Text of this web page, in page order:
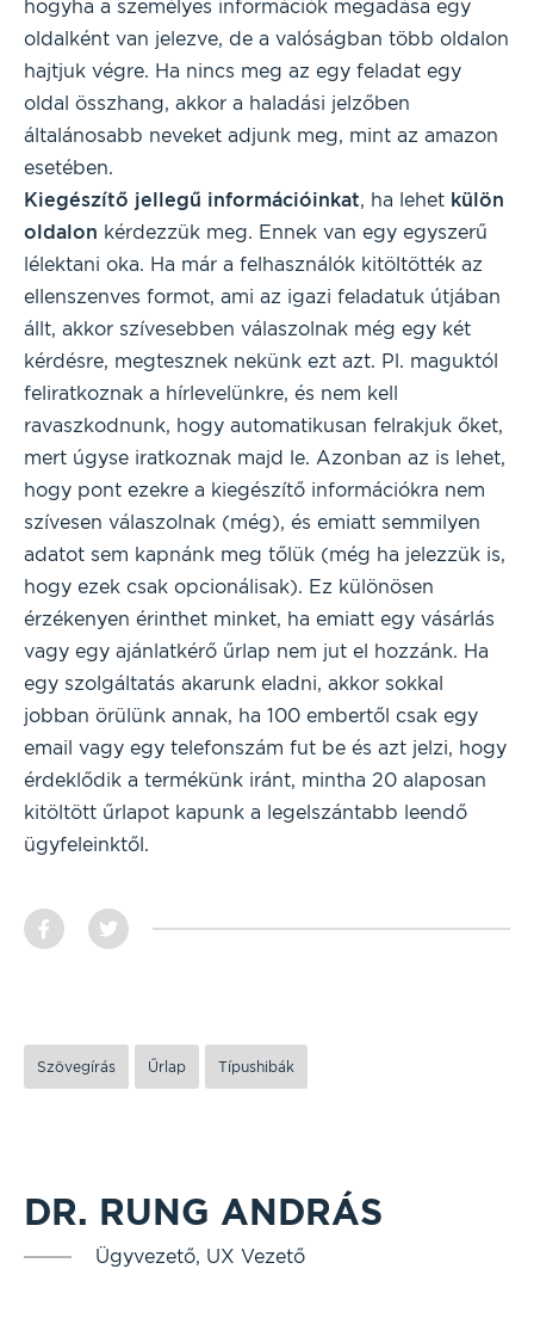
hogyha a személyes információk megadása egy
oldalként van jelezve, de a valóságban több oldalon
hajtjuk végre. Ha nincs meg az egy feladat egy
oldal összhang, akkor a haladási jelzőben
általánosabb neveket adjunk meg, mint az amazon
esetében.
Kiegészítő jellegű információinkat, ha lehet külön
oldalon kérdezzük meg. Ennek van egy egyszerű
lélektani oka. Ha már a felhasználók kitöltötték az
ellenszenves formot, ami az igazi feladatuk útjában
állt, akkor szívesebben válaszolnak még egy két
kérdésre, megtesznek nekünk ezt azt. Pl. maguktól
feliratkoznak a hírlevelünkre, és nem kell
ravaszkodnunk, hogy automatikusan felrakjuk őket,
mert úgyse iratkoznak majd le. Azonban az is lehet,
hogy pont ezekre a kiegészítő információkra nem
szívesen válaszolnak (még), és emiatt semmilyen
adatot sem kapnánk meg tőlük (még ha jelezzük is,
hogy ezek csak opcionálisak). Ez különösen
érzékenyen érinthet minket, ha emiatt egy vásárlás
vagy egy ajánlatkérő űrlap nem jut el hozzánk. Ha
egy szolgáltatás akarunk eladni, akkor sokkal
jobban örülünk annak, ha 100 embertől csak egy
email vagy egy telefonszám fut be és azt jelzi, hogy
érdeklődik a termékünk iránt, mintha 20 alaposan
kitöltött űrlapot kapunk a legelszántabb leendő
ügyfeleinktől.
Szövegírás Űrlap Típushibák
DR. RUNG ANDRÁS
Ügyvezető, UX Vezető